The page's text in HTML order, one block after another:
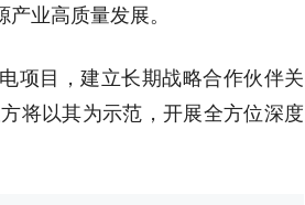
业高质量发展。
项目，建立长期战略合作伙伴关
将以其为示范，开展全方位深度